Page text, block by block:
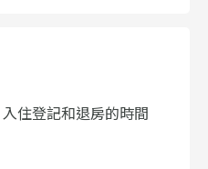
住登記和退房的時間